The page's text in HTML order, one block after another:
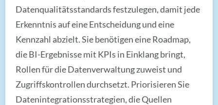
Datenqualitätsstandards festzulegen, damit jede
Erkenntnis auf eine Entscheidung und eine
Kennzahl abzielt. Sie benötigen eine Roadmap,
die BI-Ergebnisse mit KPIs in Einklang bringt,
Rollen für die Datenverwaltung zuweist und
Zugriffskontrollen durchsetzt. Priorisieren Sie
Datenintegrationsstrategien, die Quellen